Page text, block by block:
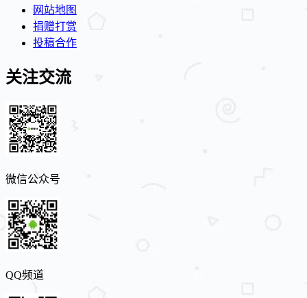
网站地图
捐赠打赏
投稿合作
关注交流
微信公众号
QQ频道